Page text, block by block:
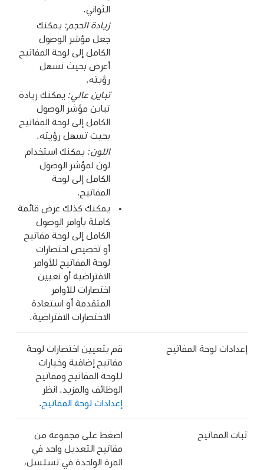
الثواني.
زيادة الحجم: يمكنك
جعل مؤشر الوصول
الكامل إلى لوحة المفاتيح
أعرض بحيث تسهل
رؤيته.
تباين عالي: يمكنك زيادة
تباين مؤشر الوصول
الكامل إلى لوحة المفاتيح
بحيث تسهل رؤيته.
اللون: يمكنك استخدام
لون لمؤشر الوصول
الكامل إلى لوحة
المفاتيح.
يمكنك كذلك عرض قائمة
كاملة بأوامر الوصول
الكامل إلى لوحة مفاتيح
أو تخصيص اختصارات
لوحة المفاتيح للأوامر
الافتراضية أو تعيين
اختصارات للأوامر
المتقدمة أو استعادة
الاختصارات الافتراضية.
إعدادات لوحة المفاتيح
قم بتعيين اختصارات لوحة
مفاتيح إضافية وخيارات
للوحة المفاتيح ومفاتيح
الوظائف والمزيد. انظر
إعدادات لوحة المفاتيح
ثبات المفاتيح
اضغط على مجموعة من
مفاتيح التعديل واحد في
المرة الواحدة في تسلسل،